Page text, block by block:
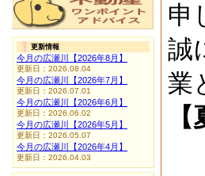
申
誠
業
更新情報
今月の広瀬川【2026年8月】
更新日：2026.08.04
今月の広瀬川【2026年7月】
更新日：2026.07.01
今月の広瀬川【2026年6月】
更新日：2026.06.02
今月の広瀬川【2026年5月】
更新日：2026.05.07
今月の広瀬川【2026年4月】
更新日：2026.04.03